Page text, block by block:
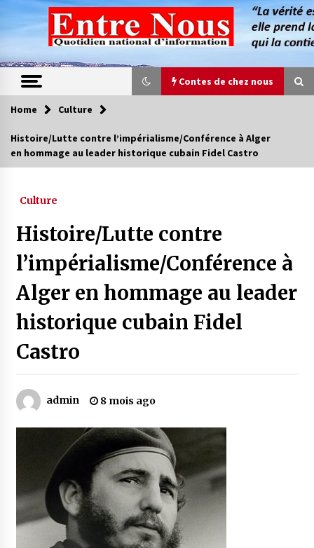
content
Contes de chez nous
Contes de chez nous
Quand la mère n’est plus là (17e partie)
Magie de sorcier
4 ans ago
Oum el Gaïla / L’ogresse du M’zab
4 ans ago
5 ans ago
« Père, tiens-moi, je vais tomber ! »
5 ans ago
Le bouc de l’Au-delà
Home Culture
Histoire/Lutte contre l’impérialisme/Conférence à Alger
en hommage au leader historique cubain Fidel Castro
Culture
Histoire/Lutte contre
l’impérialisme/Conférence à
Alger en hommage au leader
historique cubain Fidel
Castro
admin 8 mois ago